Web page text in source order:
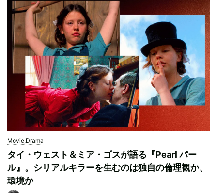
Movie,Drama
タイ・ウェスト＆ミア・ゴスが語る『Pearl パー
ル』。シリアルキラーを生むのは独自の倫理観か、
環境か